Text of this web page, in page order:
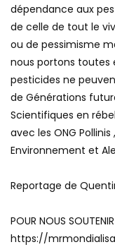
dépendance aux
de celle de tout le
ou de pessimisme
nous portons toutes
pesticides ne
de Générations
Scientifiques en
avec les ONG
Environnement et
Reportage de
POUR NOUS
https://